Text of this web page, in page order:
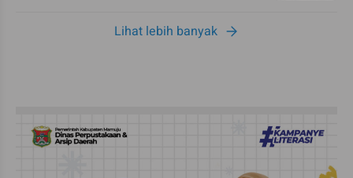
Lihat lebih banyak